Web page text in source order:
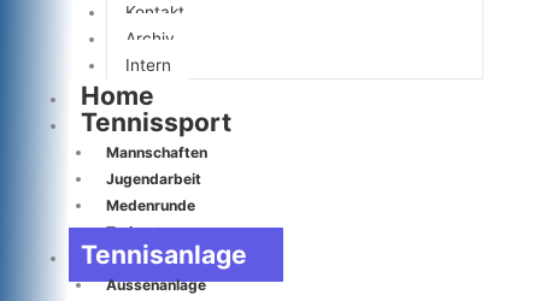
Kontakt
Archiv
Intern
Home
Tennissport
Mannschaften
Jugendarbeit
Medenrunde
Trainerteam
Tennisanlage
Aussenanlage